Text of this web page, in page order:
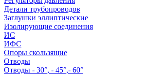
Детали трубопроводов
Заглушки эллиптические
Изолирующие соединения
ИС
ИФС
Опоры скользящие
Отводы
Отводы - 30°, - 45°,- 60°